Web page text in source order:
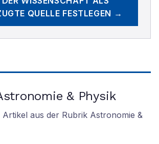
QUELLE FESTLEGEN →
& Physik
Artikel aus der Rubrik Astronomie &